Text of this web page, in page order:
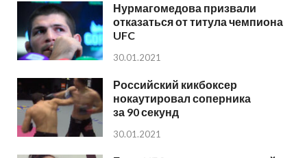
Нурмагомедова призвали
отказаться от титула чемпиона
UFC
30.01.2021
Российский кикбоксер
нокаутировал соперника
за 90 секунд
30.01.2021